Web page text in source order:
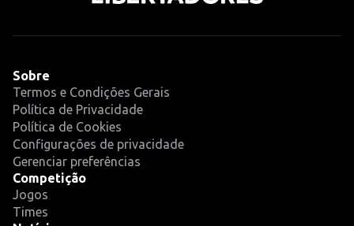
Sobre
Termos e Condições Gerais
Política de Privacidade
Política de Cookies
Configurações de privacidade
Gerenciar preferências
Competição
Jogos
Times